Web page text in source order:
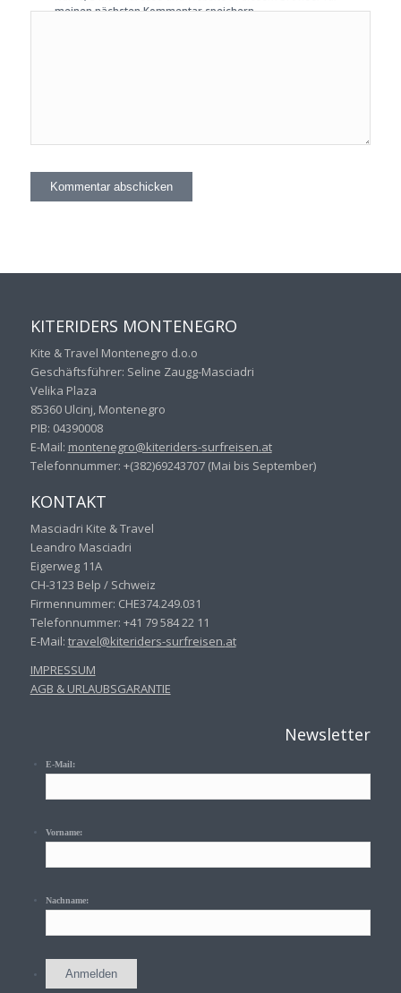
meinen nächsten Kommentar speichern.
KITERIDERS MONTENEGRO
Kite & Travel Montenegro d.o.o
Geschäftsführer: Seline Zaugg-Masciadri
Velika Plaza
85360 Ulcinj, Montenegro
PIB: 04390008
E-Mail: montenegro@kiteriders-surfreisen.at
Telefonnummer: +(382)69243707 (Mai bis September)
KONTAKT
Masciadri Kite & Travel
Leandro Masciadri
Eigerweg 11A
CH-3123 Belp / Schweiz
Firmennummer: CHE374.249.031
Telefonnummer: +41 79 584 22 11
E-Mail: travel@kiteriders-surfreisen.at
IMPRESSUM
AGB & URLAUBSGARANTIE
Newsletter
E-Mail:
Vorname:
Nachname: